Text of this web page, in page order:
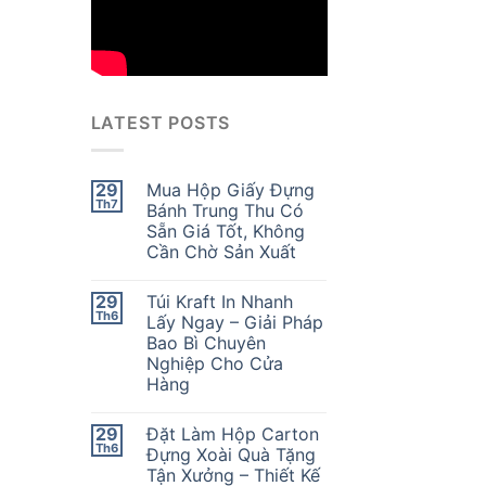
LATEST POSTS
29
Th7
Mua Hộp Giấy Đựng
Bánh Trung Thu Có
Sẵn Giá Tốt, Không
Cần Chờ Sản Xuất
29
Th6
Túi Kraft In Nhanh
Lấy Ngay – Giải Pháp
Bao Bì Chuyên
Nghiệp Cho Cửa
Hàng
29
Th6
Đặt Làm Hộp Carton
Đựng Xoài Quà Tặng
Tận Xưởng – Thiết Kế